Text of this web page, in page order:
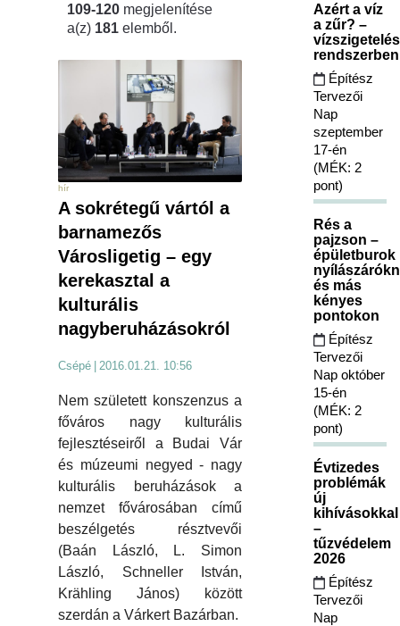
109-120 megjelenítése
a(z) 181 elemből.
hír
A sokrétegű vártól a
barnamezős
Városligetig – egy
kerekasztal a
kulturális
nagyberuházásokról
Csépé 2016.01.21. 10:56
Nem született konszenzus a
főváros nagy kulturális
fejlesztéseiről a Budai Vár
és múzeumi negyed - nagy
kulturális beruházások a
nemzet fővárosában című
beszélgetés résztvevői
(Baán László, L. Simon
László, Schneller István,
Krähling János) között
szerdán a Várkert Bazárban.
Azért a víz
a zűr? –
Építész
Tervezői
Nap
szeptember
17-én
(MÉK: 2
pont)
Rés a
pajzson –
épületburok
és más
kényes
pontokon
Építész
Tervezői
Nap október
15-én
(MÉK: 2
pont)
Évtizedes
problémák
új
kihívásokkal
–
tűzvédelem
2026
Építész
Tervezői
Nap